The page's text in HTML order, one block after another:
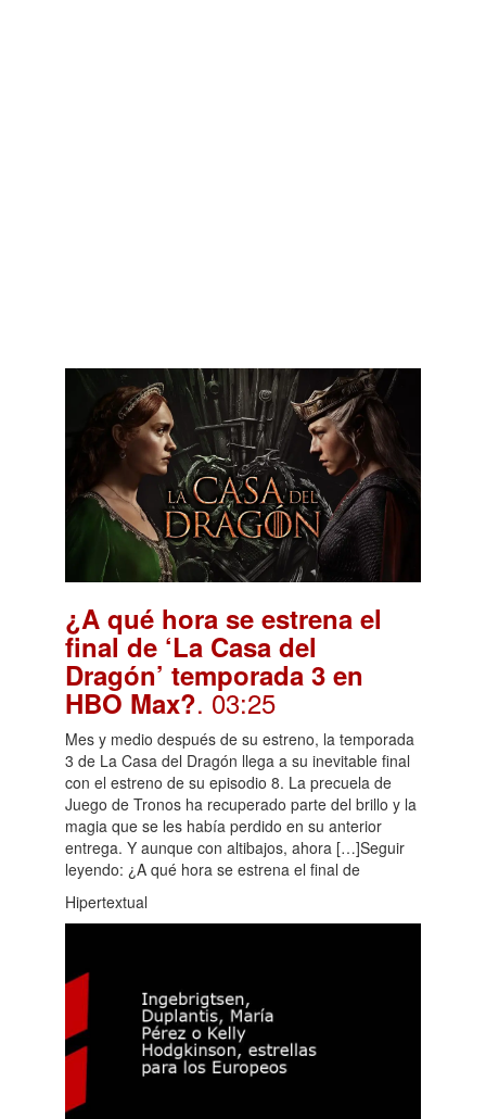
¿A qué hora se estrena el
final de ‘La Casa del
Dragón’ temporada 3 en
HBO Max?. 03:25
Mes y medio después de su estreno, la temporada
3 de La Casa del Dragón llega a su inevitable final
con el estreno de su episodio 8. La precuela de
Juego de Tronos ha recuperado parte del brillo y la
magia que se les había perdido en su anterior
entrega. Y aunque con altibajos, ahora […]Seguir
leyendo: ¿A qué hora se estrena el final de
Hipertextual